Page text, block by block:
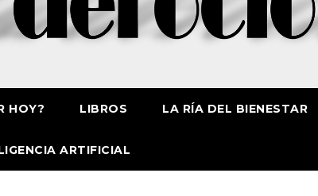
HOY? LIBROS LA RÍA DEL BIENESTAR
ARTIFICIAL